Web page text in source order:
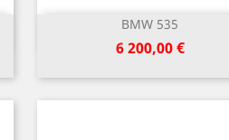
BMW 535
Kaina
6 200,00 €
Greita peržiūra